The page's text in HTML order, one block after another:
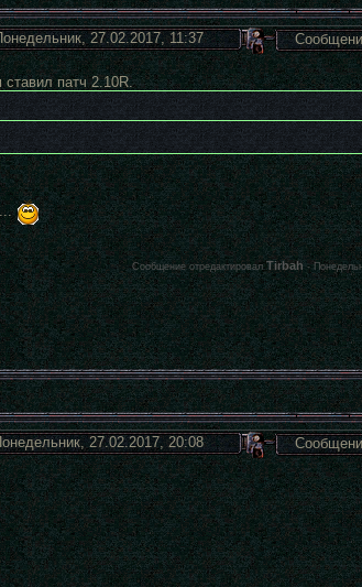
27.02.2017, 11:37
патч 2.10R.
Сообщение отредактировалTirbah -
27.02.2017, 20:08